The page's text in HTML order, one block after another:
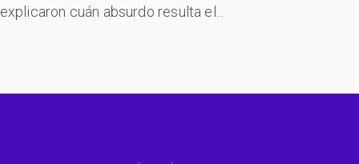
explicaron cuán absurdo resulta el...